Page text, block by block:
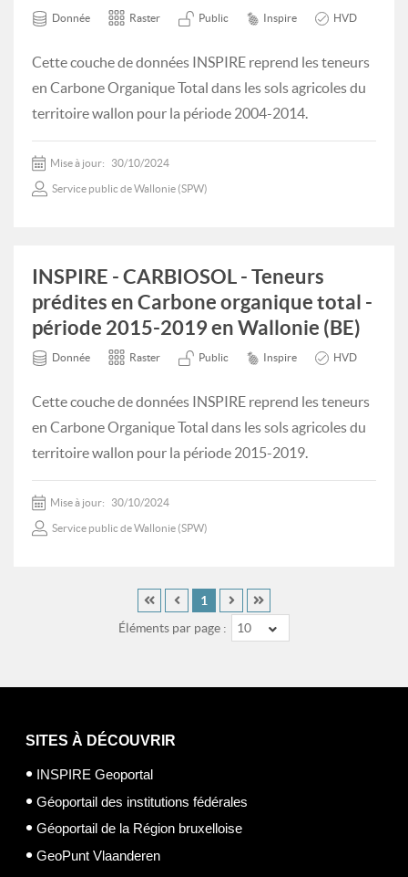
Donnée Raster Public Inspire HVD
Cette couche de données INSPIRE reprend les teneurs
en Carbone Organique Total dans les sols agricoles du
territoire wallon pour la période 2004-2014.
Mise à jour: 30/10/2024
Service public de Wallonie (SPW)
INSPIRE - CARBIOSOL - Teneurs
prédites en Carbone organique total -
période 2015-2019 en Wallonie (BE)
Donnée Raster Public Inspire HVD
Cette couche de données INSPIRE reprend les teneurs
en Carbone Organique Total dans les sols agricoles du
territoire wallon pour la période 2015-2019.
Mise à jour: 30/10/2024
Service public de Wallonie (SPW)
Éléments par page : 10
1
SITES À DÉCOUVRIR
INSPIRE Geoportal
Géoportail des institutions fédérales
Géoportail de la Région bruxelloise
GeoPunt Vlaanderen